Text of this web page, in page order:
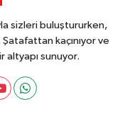
sizleri buluştururken,
kaçınıyor ve
altyapı sunuyor.